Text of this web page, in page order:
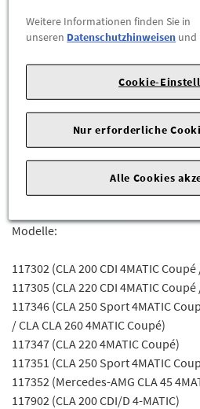
dialog.mb@mercedes-benz.com|
https://www.mercedes-benz.com
Sie sind sich nicht sicher, ob das
passt?
Kein Problem.
Senden Sieuns die komplette
Zum Beispiel passend (kann
Modelle:
117302 (CLA 200 CDI 4MATIC
117305 (CLA 220 CDI 4MATIC
117346 (CLA 250 Sport 4MATIC
/ CLA CLA 260 4MATIC Coupé)
117347 (CLA 220 4MATIC Coupé)
117351 (CLA 250 Sport 4MATIC
117352 (Mercedes-AMG CLA 45
117902 (CLA 200 CDI/D 4-MATIC)
Weitere Informationen finden Sie in
unseren Datenschutzhinweisen und
Cookie-
Nur erforderliche
Alle Cookies